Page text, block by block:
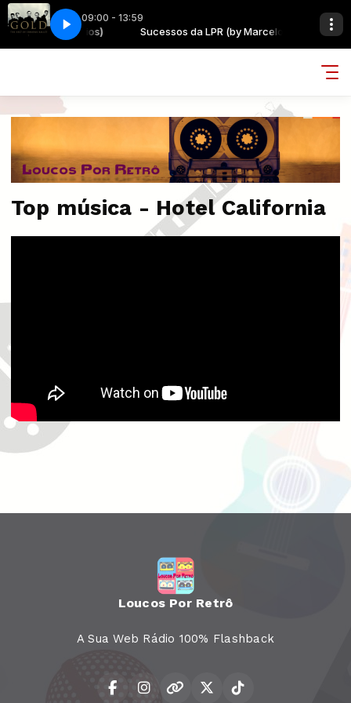
09:00 - 13:59
(by Marcelo Rios) Sucessos da LPR (by Marcelo Rios)
- TRUE SPANDAU BALLET - TRUE
Top música - Hotel California
Loucos Por Retrô
A Sua Web Rádio 100% Flashback